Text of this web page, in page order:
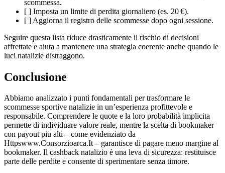
scommessa.
[ ] Imposta un limite di perdita giornaliero (es. 20 €).
[ ] Aggiorna il registro delle scommesse dopo ogni sessione.
Seguire questa lista riduce drasticamente il rischio di decisioni
affrettate e aiuta a mantenere una strategia coerente anche quando le
luci natalizie distraggono.
Conclusione
Abbiamo analizzato i punti fondamentali per trasformare le
scommesse sportive natalizie in un’esperienza profittevole e
responsabile. Comprendere le quote e la loro probabilità implicita
permette di individuare valore reale, mentre la scelta di bookmaker
con payout più alti – come evidenziato da
Httpswww.Consorzioarca.It – garantisce di pagare meno margine al
bookmaker. Il cashback natalizio è una leva di sicurezza: restituisce
parte delle perdite e consente di sperimentare senza timore.